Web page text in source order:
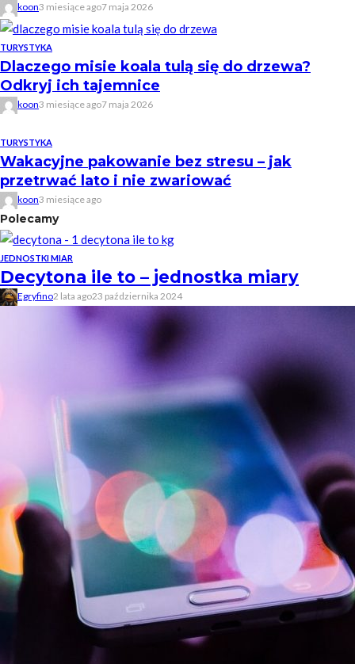
koon3 miesiące ago7 maja 2026
TURYSTYKA
Dlaczego misie koala tulą się do drzewa?
Odkryj ich tajemnice
koon3 miesiące ago7 maja 2026
TURYSTYKA
Wakacyjne pakowanie bez stresu – jak
przetrwać lato i nie zwariować
koon3 miesiące ago
Polecamy
JEDNOSTKI MIAR
Decytona ile to – jednostka miary
Egryfino2 lata ago23 października 2024